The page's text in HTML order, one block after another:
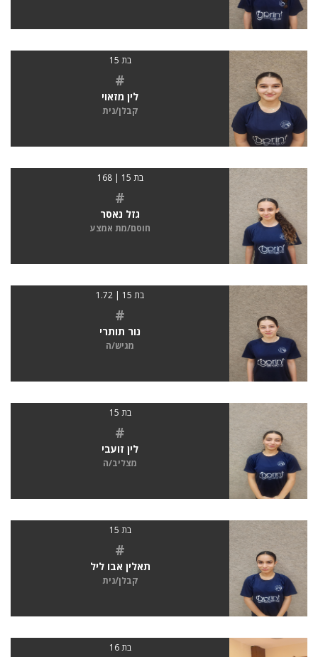
בת 15
#
לין מזאוי
קבלן/נית
בת 15 | 168
#
גזל נאסר
חוסם/מת אמצע
בת 15 | 1.72
#
נור תותרי
מגיש/ה
בת 15
#
לין זועבי
מצליב/ה
בת 15
#
תאלין אבו ליל
קבלן/נית
בת 16